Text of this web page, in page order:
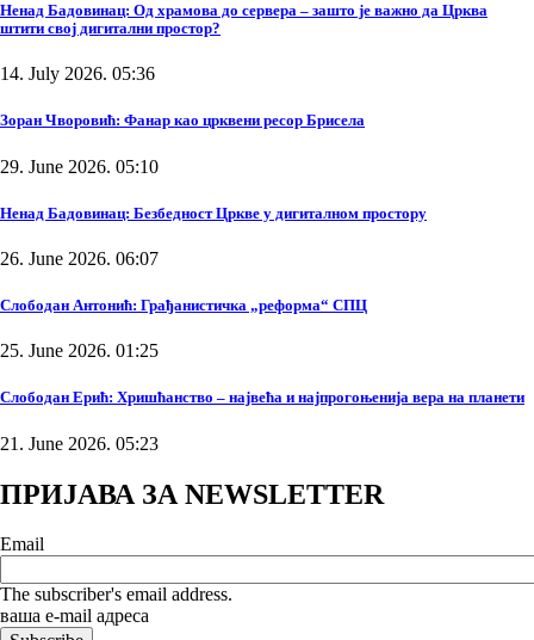
Ненад Бадовинац: Од храмова до сервера – зашто је важно да Црква
штити свој дигитални простор?
14. July 2026. 05:36
Зоран Чворовић: Фанар као црквени ресор Брисела
29. June 2026. 05:10
Ненад Бадовинац: Безбедност Цркве у дигиталном простору
26. June 2026. 06:07
Слободан Антонић: Грађанистичка „реформа“ СПЦ
25. June 2026. 01:25
Слободан Ерић: Хришћанство – највећа и најпрогоњенија вера на планети
21. June 2026. 05:23
ПРИЈАВА ЗА NEWSLETTER
Email
The subscriber's email address.
ваша е-mail адреса